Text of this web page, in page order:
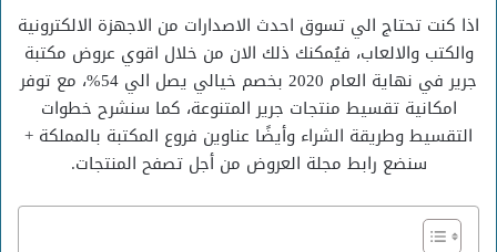
اذا كنت تحتاج الي تسوق احدث الاصدارات من الاجهزة الالكترونية
والكتب والالعاب، فيُمكنك ذلك الان من خلال اقوي عروض مكتبة
جرير في نهاية العام 2020 بخصم خيالي يصل الي 54%، مع توفر
امكانية تقسيط منتجات جرير المتنوعة، كما سنشرح خطوات
التقسيط وطريقة الشراء وأيضًا عناوين فروع المكتبة بالمملكة +
سنضع رابط مجلة العروض من أجل تصفح المنتجات.